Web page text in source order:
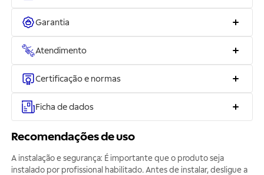
Garantia
Atendimento
Certificação e normas
Ficha de dados
Recomendações de uso
A instalação e segurança: É importante que o produto seja
instalado por profissional habilitado. Antes de instalar, desligue a